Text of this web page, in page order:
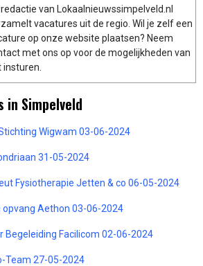
redactie van Lokaalnieuwssimpelveld.nl
vacatures uit de regio. Wil je zelf een
op onze website plaatsen? Neem
met ons op voor de mogelijkheden van
insturen.
in Simpelveld
Wigwam 03-06-2024
31-05-2024
Fysiotherapie Jetten & co 06-05-2024
opvang Aethon 03-06-2024
Facilicom 02-06-2024
Team 27-05-2024